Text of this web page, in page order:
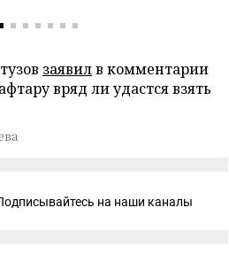
заявилв комментарии
вряд ли удастся взять
на наши каналы